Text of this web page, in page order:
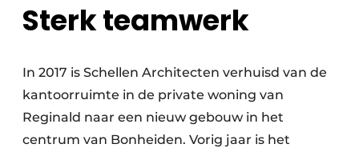
Sterk teamwerk
In 2017 is Schellen Architecten verhuisd van de
kantoorruimte in de private woning van
Reginald naar een nieuw gebouw in het
centrum van Bonheiden. Vorig jaar is het